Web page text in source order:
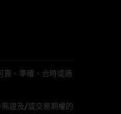
、準確、合時或適
證及/或交易期權的